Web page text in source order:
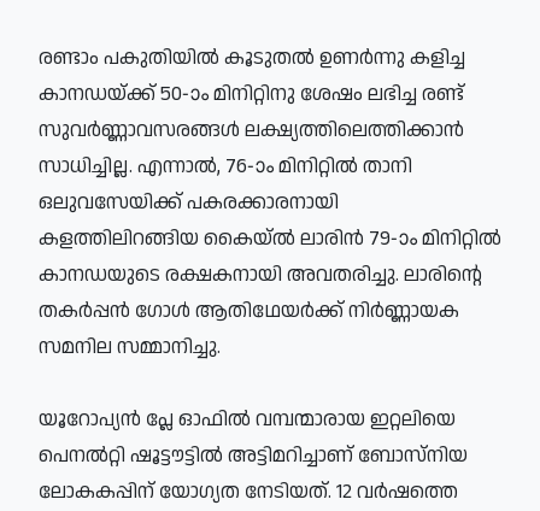
രണ്ടാം പകുതിയില്‍ കൂടുതല്‍ ഉണര്‍ന്നു കളിച്ച
കാനഡയ്ക്ക് 50-ാം മിനിറ്റിനു ശേഷം ലഭിച്ച രണ്ട്
സുവര്‍ണ്ണാവസരങ്ങള്‍ ലക്ഷ്യത്തിലെത്തിക്കാന്‍
സാധിച്ചില്ല. എന്നാല്‍, 76-ാം മിനിറ്റില്‍ താനി
ഒലുവസേയിക്ക് പകരക്കാരനായി
കളത്തിലിറങ്ങിയ കൈയ്ല്‍ ലാരിന്‍ 79-ാം മിനിറ്റില്‍
കാനഡയുടെ രക്ഷകനായി അവതരിച്ചു. ലാരിന്റെ
തകര്‍പ്പന്‍ ഗോള്‍ ആതിഥേയര്‍ക്ക് നിര്‍ണ്ണായക
സമനില സമ്മാനിച്ചു.
യൂറോപ്യന്‍ പ്ലേ ഓഫില്‍ വമ്പന്മാരായ ഇറ്റലിയെ
പെനല്‍റ്റി ഷൂട്ടൗട്ടില്‍ അട്ടിമറിച്ചാണ് ബോസ്‌നിയ
ലോകകപ്പിന് യോഗ്യത നേടിയത്. 12 വര്‍ഷത്തെ